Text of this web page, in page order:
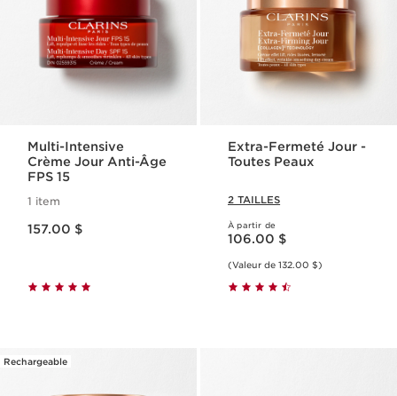
Multi-Intensive
Crème Jour Anti-Âge
FPS 15
1 item
157.00 $
Extra-Fermeté Jour -
Toutes Peaux
2 TAILLES
À partir de
Nouveau prix 106.00 $
106.00 $
(Valeur de 132.00 $)
Rechargeable